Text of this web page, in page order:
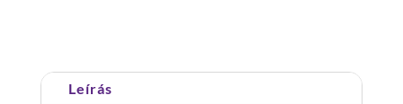
14
lépcsőfok
Leírás